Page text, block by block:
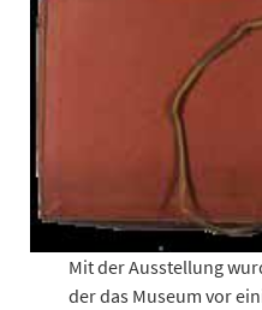
Mit der Ausstellung
der das Museum vor